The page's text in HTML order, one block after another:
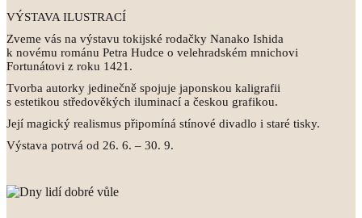
VÝSTAVA ILUSTRACÍ
Zveme vás na výstavu tokijské rodačky Nanako Ishida
k novému románu Petra Hudce o velehradském mnichovi
Fortunátovi z roku 1421.
Tvorba autorky jedinečně spojuje japonskou kaligrafii
s estetikou středověkých iluminací a českou grafikou.
Její magický realismus připomíná stínové divadlo i staré tisky.
Výstava potrvá od 26. 6. – 30. 9.